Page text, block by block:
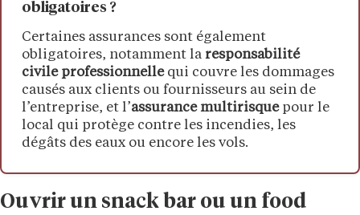
obligatoires ?
Certaines assurances sont également
obligatoires, notamment la responsabilité
civile professionnellequi couvre les dommages
causés aux clients ou fournisseurs au sein de
l’entreprise, et l’assurance multirisquepour le
local qui protège contre les incendies, les
dégâts des eaux ou encore les vols.
Ouvrir un snack bar ou un food